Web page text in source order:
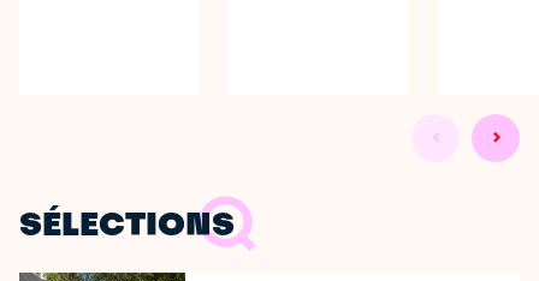
SÉLECTIONS